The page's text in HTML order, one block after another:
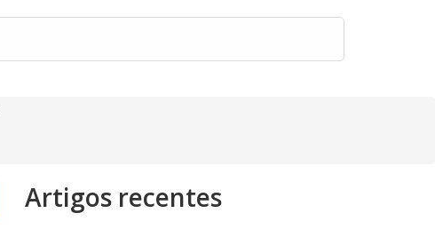
Artigos recentes